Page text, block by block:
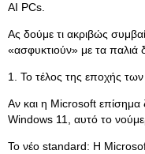
AI PCs.
Ας δούμε τι ακριβώς
«ασφυκτιούν» με τα παλιά
1. Το τέλος της εποχής
Αν και η Microsoft επίσημα
Windows 11, αυτό το
Το νέο standard: Η